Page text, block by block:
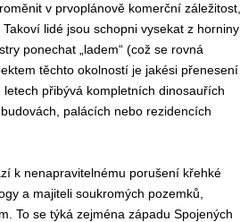
v prvoplánově komerční záležitost,
lidé jsou schopni vysekat z horniny
ponechat „ladem“ (což se rovná
těchto okolností je jakési přenesení
přibývá kompletních dinosauřích
palácích nebo rezidencích
k nenapravitelnému porušení křehké
a majiteli soukromých pozemků,
To se týká zejména západu Spojených